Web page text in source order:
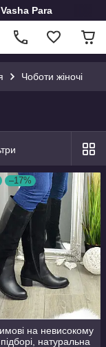
Para
Чоботи жіночі
–17%
на невисокому
натуральна